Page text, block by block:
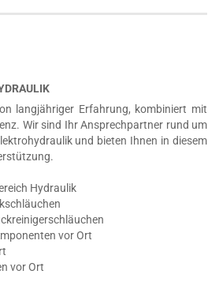
langjähriger Erfahrung, kombiniert mit
Wir sind Ihr Ansprechpartner rund um
und bieten Ihnen in diesem
Hydraulik
vor Ort
vor Ort